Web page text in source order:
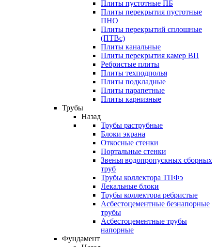
Плиты пустотные ПБ
Плиты перекрытия пустотные
ПНО
Плиты перекрытий сплошные
(ПТВс)
Плиты канальные
Плиты перекрытия камер ВП
Ребристые плиты
Плиты техподполья
Плиты подкладные
Плиты парапетные
Плиты карнизные
Трубы
Назад
Трубы раструбные
Блоки экрана
Откосные стенки
Портальные стенки
Звенья водопропускных сборных
труб
Трубы коллектора ТПФэ
Лекальные блоки
Трубы коллектора ребристые
Асбестоцементные безнапорные
трубы
Асбестоцементные трубы
напорные
Фундамент